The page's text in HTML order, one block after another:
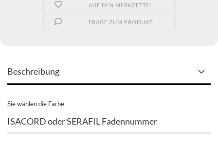
AUF DEN MERKZETTEL
FRAGE ZUM PRODUKT
Beschreibung
Sie wählen die Farbe
ISACORD oder SERAFIL Fadennummer